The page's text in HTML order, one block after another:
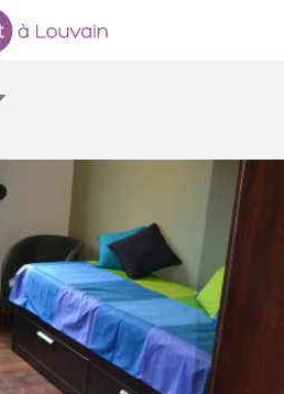
Praktische Informatie
Huur:
Kosten:
150 €
Duur:
5-6 maanden, zomervakantie
Domiciliëring:
Toegelaten
Inrichting
Badkamer:
Privaat
Privé (aparte kamer)
2